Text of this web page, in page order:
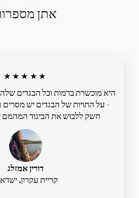
אתן
★★★★★
היא מוכשרת ברמות וכל הבגדים
- על התויות של הבגדים יש
חשק ללבוש את הביגוד
דורין אמזלג
קריית עקרון,